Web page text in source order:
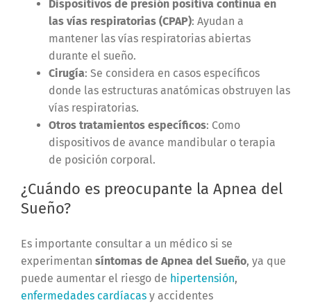
Dispositivos de presión positiva continua en
las vías respiratorias (CPAP): Ayudan a
mantener las vías respiratorias abiertas
durante el sueño.
Cirugía: Se considera en casos específicos
donde las estructuras anatómicas obstruyen las
vías respiratorias.
Otros tratamientos específicos: Como
dispositivos de avance mandibular o terapia
de posición corporal.
¿Cuándo es preocupante la Apnea del
Sueño?
Es importante consultar a un médico si se
experimentan síntomas de Apnea del Sueño, ya que
puede aumentar el riesgo de hipertensión,
enfermedades cardíacasy accidentes